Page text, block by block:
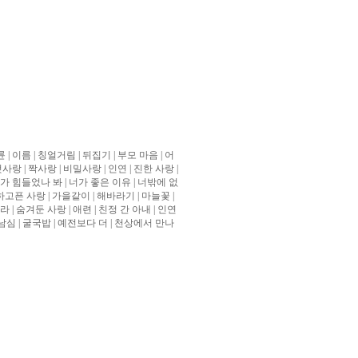
이름 칭얼거림 뒤집기 부모 마음
어
사랑 짝사랑 비밀사랑 인연 진한 사랑
힘들었나 봐 너가 좋은 이유
너밖에 없
고픈 사랑 가을같이 해바라기 마늘꽃
숨겨둔 사랑 애련 친정 간 아내
인연
심 굴국밥 예전보다 더
천상에서 만나